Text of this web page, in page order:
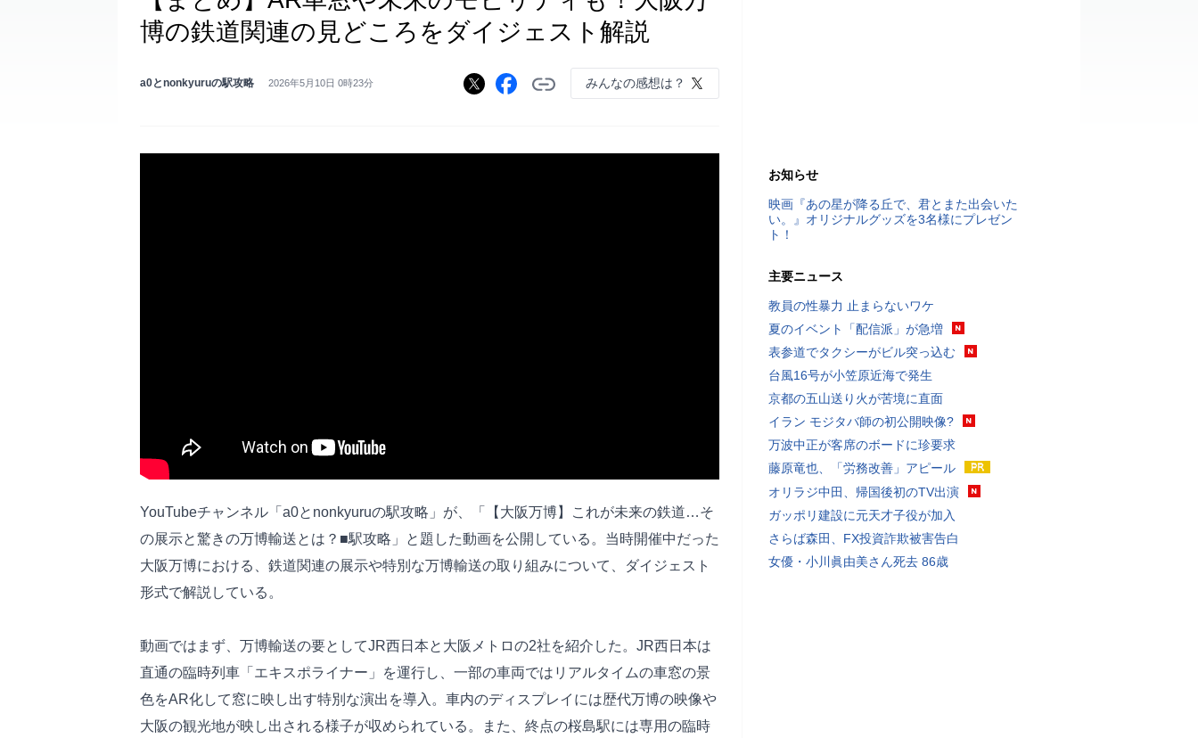
博の鉄道関連の見どころをダイジェスト解説
a0とnonkyuruの駅攻略 2026年5月10日 0時23分 みんなの感想は？
YouTubeチャンネル「a0とnonkyuruの駅攻略」が、「【大阪万博】これが未来の鉄道…そ
の展示と驚きの万博輸送とは？■駅攻略」と題した動画を公開している。当時開催中だった
大阪万博における、鉄道関連の展示や特別な万博輸送の取り組みについて、ダイジェスト
形式で解説している。
動画ではまず、万博輸送の要としてJR西日本と大阪メトロの2社を紹介した。JR西日本は
直通の臨時列車「エキスポライナー」を運行し、一部の車両ではリアルタイムの車窓の景
色をAR化して窓に映し出す特別な演出を導入。車内のディスプレイには歴代万博の映像や
大阪の観光地が映し出される様子が収められている。また、終点の桜島駅には専用の臨時
お知らせ
映画『あの星が降る丘で、君とまた出会いた
い。』オリジナルグッズを3名様にプレゼン
ト！
主要ニュース
教員の性暴力 止まらないワケ
夏のイベント「配信派」が急増
表参道でタクシーがビル突っ込む
台風16号が小笠原近海で発生
京都の五山送り火が苦境に直面
イラン モジタバ師の初公開映像?
万波中正が客席のボードに珍要求
藤原竜也、「労務改善」アピール
オリラジ中田、帰国後初のTV出演
ガッポリ建設に元天才子役が加入
さらば森田、FX投資詐欺被害告白
女優・小川眞由美さん死去 86歳